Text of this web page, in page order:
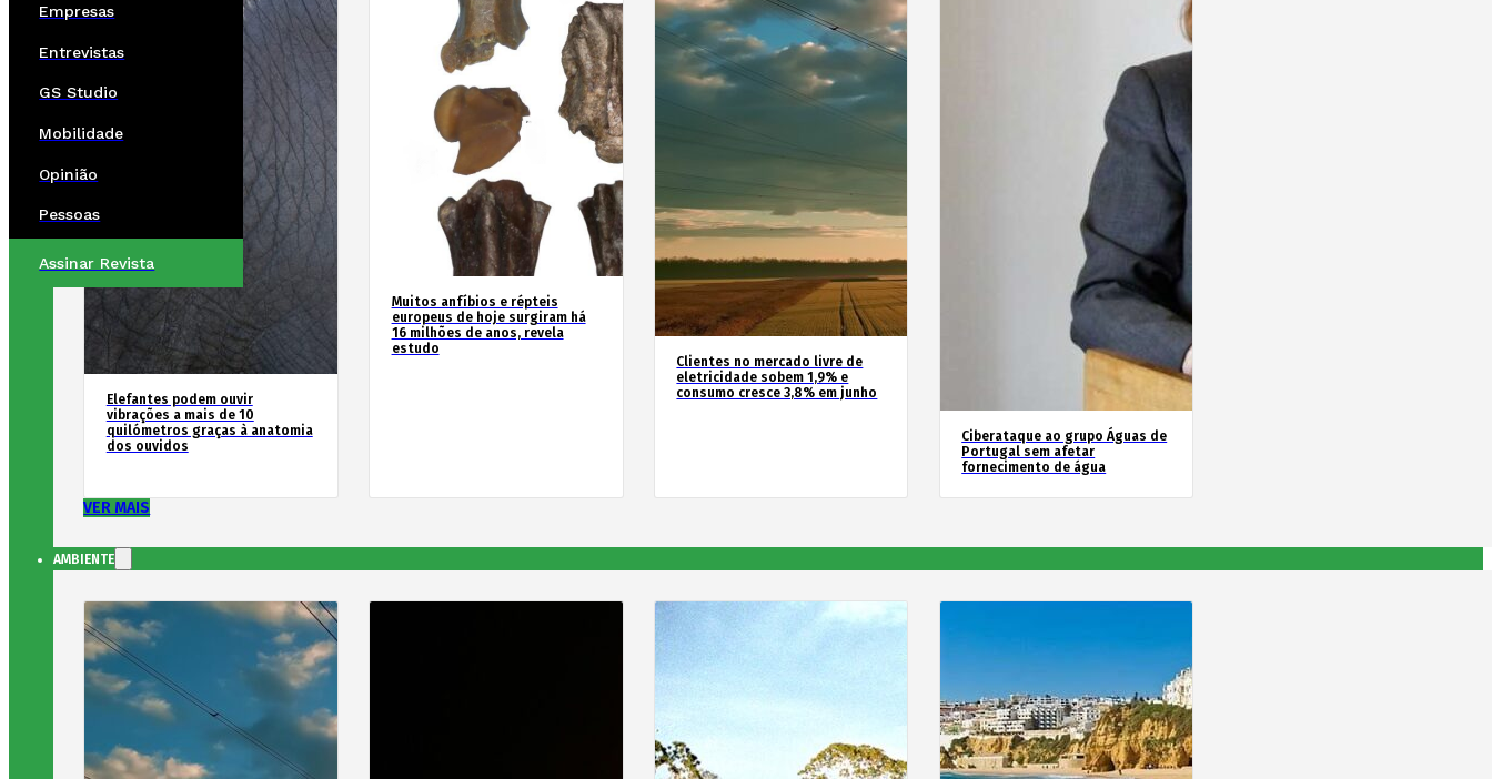
Empresas
Entrevistas
GS Studio
Mobilidade
Opinião
Pessoas
Assinar Revista
Elefantes podem ouvir
vibrações a mais de 10
quilómetros graças à anatomia
dos ouvidos
Muitos anfíbios e répteis
europeus de hoje surgiram há
16 milhões de anos, revela
estudo
Clientes no mercado livre de
eletricidade sobem 1,9% e
consumo cresce 3,8% em junho
Ciberataque ao grupo Águas de
Portugal sem afetar
fornecimento de água
VER MAIS
AMBIENTE